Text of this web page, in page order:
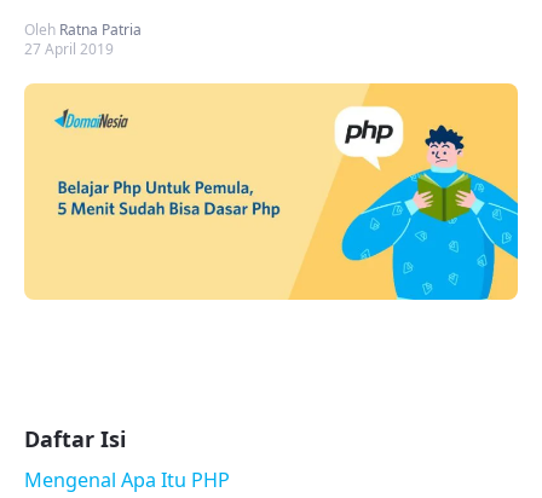
Oleh Ratna Patria
27 April 2019
Daftar Isi
Mengenal Apa Itu PHP